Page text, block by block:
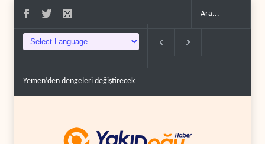
denklem.. İsrail güçleri Lübnan ordusunu hedef aldı..